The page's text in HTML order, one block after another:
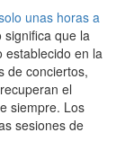
unas horas a
significa que la
establecido en la
de conciertos,
el
siempre. Los
sesiones de